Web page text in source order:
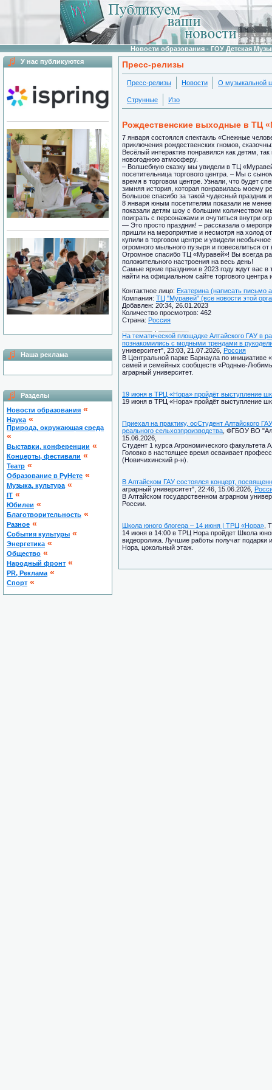
Новости образования - ГОУ Детская
У нас публикуются
Наша реклама
Разделы
Новости образования «
Наука «
Природа, окружающая среда
«
Выставки, конференции «
Концерты, фестивали «
Театр «
Образование в РуНете «
Музыка, культура «
IT «
Юбилеи «
Благотворительность «
Разное «
Cобытия культуры «
Энергетика «
Общество «
Народный фронт «
PR, Реклама «
Спорт «
Пресс-релизы
Пресс-релизы Новости О музыкальной
Струнные Изо
Рождественские выходные в ТЦ
7 января состоялся спектакль «Снежные
приключения рождественских гномов,
Весёлый интерактив понравился как детям,
новогоднюю атмосферу.
– Волшебную сказку мы увидели в ТЦ
посетительница торгового центра. – Мы с
время в торговом центре. Узнали, что будет
зимняя история, которая понравилась моему
Большое спасибо за такой чудесный праздник
8 января юным посетителям показали не
показали детям шоу с большим количеством
поиграть с персонажами и очутиться внутри
— Это просто праздник! – рассказала о
пришли на мероприятие и несмотря на холод
купили в торговом центре и увидели
огромного мыльного пузыря и повеселиться
Огромное спасибо ТЦ «Муравей»! Вы всегда
положительного настроения на весь день!
Самые яркие праздники в 2023 году ждут вас
найти на официальном сайте торгового центра
Контактное лицо: Екатерина (написать письмо
Компания: ТЦ "Муравей" (все новости этой
Добавлен: 20:34, 26.01.2023
Количество просмотров: 462
Страна: Россия
На тематической площадке Алтайского ГАУ
познакомились с модными трендами в
университет", 23:03, 21.07.2026, Россия
В Центральной парке Барнаула по
семей и семейных сообществ «Родные-
аграрный университет.
19 июня в ТРЦ «Нора» пройдёт выступление
19 июня в ТРЦ «Нора» пройдёт выступление
Приехал на практику, осСтудент Алтайского
реального сельхозпроизводства , ФГБОУ ВО
15.06.2026,
Студент 1 курса Агрономического факультета
Головко в настоящее время осваивает
(Новичихинский р-н).
В Алтайском ГАУ состоялся концерт,
аграрный университет", 22:46, 15.06.2026,
В Алтайском государственном аграрном
России.
Школа юного блогера – 14 июня | ТРЦ «Нора» ,
14 июня в 14:00 в ТРЦ Нора пройдет Школа
видеоролика. Лучшие работы получат
Нора, цокольный этаж.